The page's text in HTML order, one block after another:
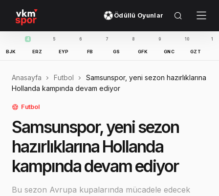
Ödüllü Oyunlar
ERZ EYP FB GFK GNC GZT IBFK
Anasayfa Futbol
Samsunspor, yeni sezon hazırlıklarına
Hollanda kampında devam ediyor
Futbol
Samsunspor, yeni sezon
hazırlıklarına Hollanda
kampında devam ediyor
Bu sezon Avrupa kupalarında mücadele edecek